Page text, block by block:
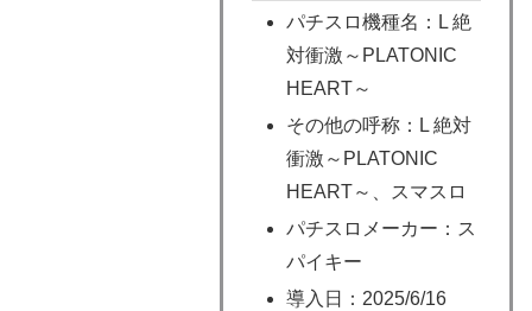
パチスロ機種名：L 絶
対衝激～PLATONIC
HEART～
その他の呼称：L 絶対
衝激～PLATONIC
HEART～、スマスロ
パチスロメーカー：ス
パイキー
導入日：2025/6/16